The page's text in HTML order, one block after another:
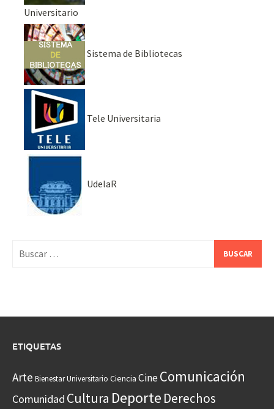
Universitario
Sistema de Bibliotecas
Tele Universitaria
UdelaR
ETIQUETAS
Arte Bienestar Universitario Ciencia CineComunicación
Comunidad Cultura Deporte Derechos